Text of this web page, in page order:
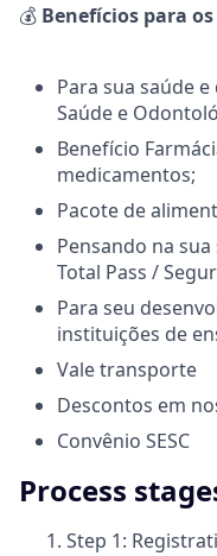
💰 Benefícios para os
Para sua saúde
Saúde e
Benefício
medicamentos;
Pacote de
Pensando na
Total Pass /
Para seu
instituições de
Vale transporte
Descontos em
Convênio SESC
Process
Step 1: